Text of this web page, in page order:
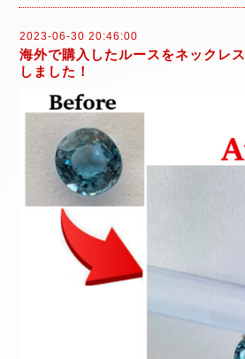
2023-06-30 20:46:00
海外で購入したルースをネックレ
しました！